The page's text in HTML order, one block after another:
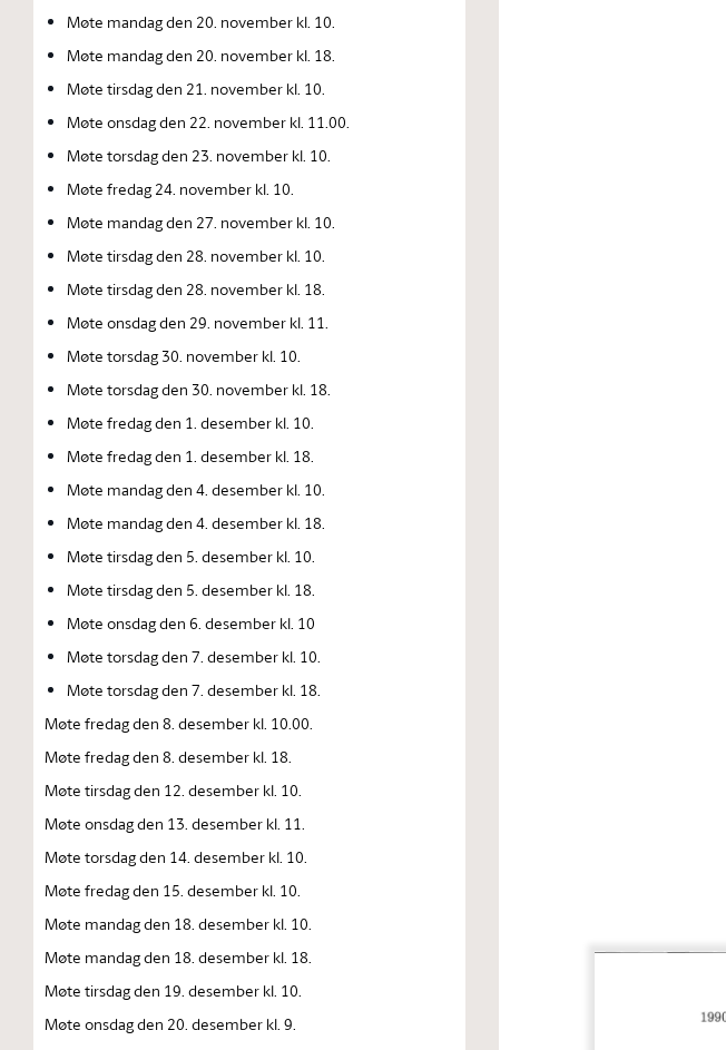
Møte mandag den 20. november kl. 10.
Møte mandag den 20. november kl. 18.
Møte tirsdag den 21. november kl. 10.
Møte onsdag den 22. november kl. 11.00.
Møte torsdag den 23. november kl. 10.
Møte fredag 24. november kl. 10.
Møte mandag den 27. november kl. 10.
Møte tirsdag den 28. november kl. 10.
Møte tirsdag den 28. november kl. 18.
Møte onsdag den 29. november kl. 11.
Møte torsdag 30. november kl. 10.
Møte torsdag den 30. november kl. 18.
Møte fredag den 1. desember kl. 10.
Møte fredag den 1. desember kl. 18.
Møte mandag den 4. desember kl. 10.
Møte mandag den 4. desember kl. 18.
Møte tirsdag den 5. desember kl. 10.
Møte tirsdag den 5. desember kl. 18.
Møte onsdag den 6. desember kl. 10
Møte torsdag den 7. desember kl. 10.
Møte torsdag den 7. desember kl. 18.
Møte fredag den 8. desember kl. 10.00.
Møte fredag den 8. desember kl. 18.
Møte tirsdag den 12. desember kl. 10.
Møte onsdag den 13. desember kl. 11.
Møte torsdag den 14. desember kl. 10.
Møte fredag den 15. desember kl. 10.
Møte mandag den 18. desember kl. 10.
Møte mandag den 18. desember kl. 18.
Møte tirsdag den 19. desember kl. 10.
Møte onsdag den 20. desember kl. 9.